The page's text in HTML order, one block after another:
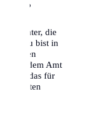
die
sind. Du bist in
direkten
in jedem Amt
Amt, das für
kürzesten